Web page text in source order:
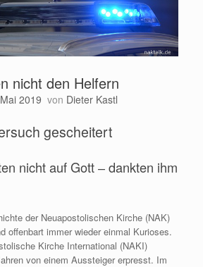
nicht den Helfern
2019 von Dieter Kastl
gescheitert
nicht auf Gott ‒ dankten ihm
der Neuapostolischen Kirche (NAK)
offenbart immer wieder einmal Kurioses.
Kirche International (NAKI)
von einem Aussteiger erpresst. Im